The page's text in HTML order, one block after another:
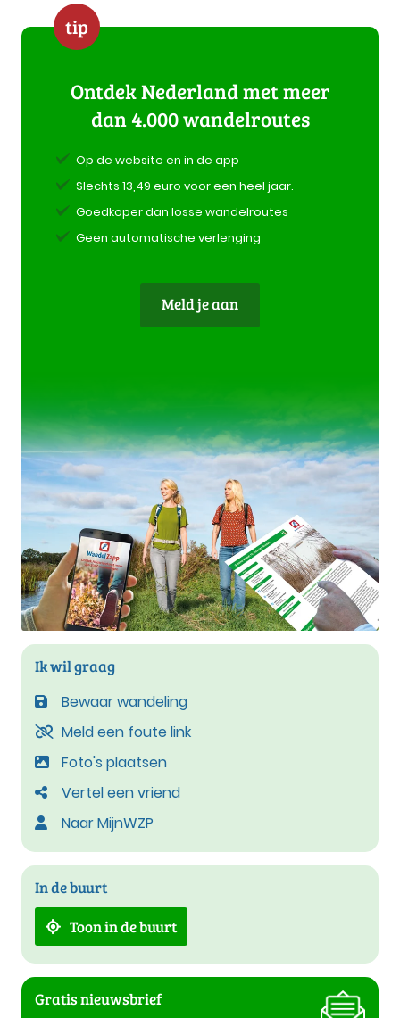
tip
Ontdek Nederland met meer
dan 4.000 wandelroutes
Op de website en in de app
Slechts 13,49 euro voor een heel jaar.
Goedkoper dan losse wandelroutes
Geen automatische verlenging
Meld je aan
Ik wil graag
Bewaar wandeling
Meld een foute link
Foto's plaatsen
Vertel een vriend
Naar MijnWZP
In de buurt
Toon in de buurt
Gratis nieuwsbrief